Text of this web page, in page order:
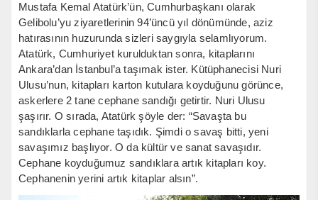
Mustafa Kemal Atatürk’ün, Cumhurbaşkanı olarak
Gelibolu’yu ziyaretlerinin 94’üncü yıl dönümünde, aziz
hatırasının huzurunda sizleri saygıyla selamlıyorum.
Atatürk, Cumhuriyet kurulduktan sonra, kitaplarını
Ankara’dan İstanbul’a taşımak ister. Kütüphanecisi Nuri
Ulusu’nun, kitapları karton kutulara koyduğunu görünce,
askerlere 2 tane cephane sandığı getirtir. Nuri Ulusu
şaşırır. O sırada, Atatürk şöyle der: “Savaşta bu
sandıklarla cephane taşıdık. Şimdi o savaş bitti, yeni
savaşımız başlıyor. O da kültür ve sanat savaşıdır.
Cephane koyduğumuz sandıklara artık kitapları koy.
Cephanenin yerini artık kitaplar alsın”.